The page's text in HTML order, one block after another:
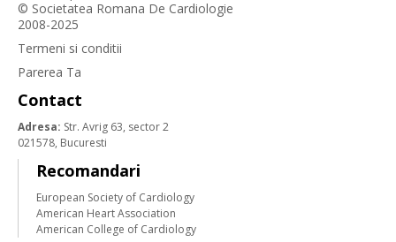
© Societatea Romana De Cardiologie
2008-2025
Termeni si conditii
Parerea Ta
Contact
Adresa: Str. Avrig 63, sector 2
021578, Bucuresti
Recomandari
European Society of Cardiology
American Heart Association
American College of Cardiology